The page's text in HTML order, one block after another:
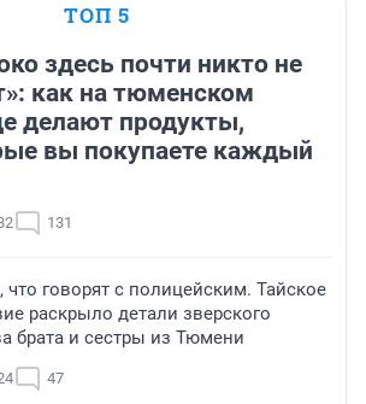
ТОП 5
здесь почти никто не
как на тюменском
делают продукты,
вы покупаете каждый
131
что говорят с полицейским. Тайское
раскрыло детали зверского
брата и сестры из Тюмени
47